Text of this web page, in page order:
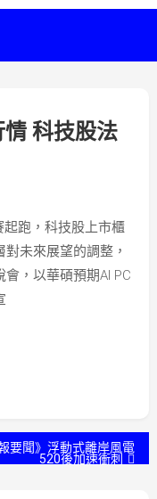
情 科技股法
起跑，科技股上市櫃
未來展望的調整，
，以華碩預期AI PC
要聞》浮動式離岸風電
520後加速衝刺